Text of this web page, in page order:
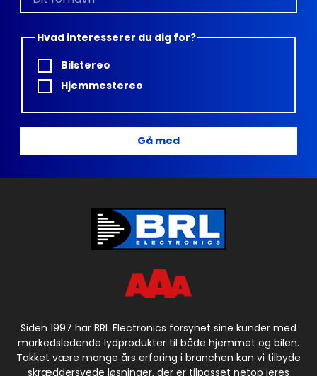
Hvad interesserer du dig for?
Bilstereo
Hjemmestereo
Gå med
Siden 1997 har BRL Electronics forsynet sine kunder med
markedsledende lydprodukter til både hjemmet og bilen.
Takket være mange års erfaring i branchen kan vi tilbyde
skræddersyede løsninger, der er tilpasset netop jeres